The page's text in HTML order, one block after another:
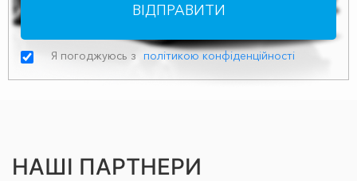
ВІДПРАВИТИ
Я погоджуюсь з політикою конфіденційності
НАШІ ПАРТНЕРИ